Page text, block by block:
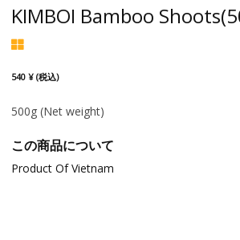
KIMBOI Bamboo
540 ¥ (税込)
500g (Net weight)
この商品について
Product Of Vietnam